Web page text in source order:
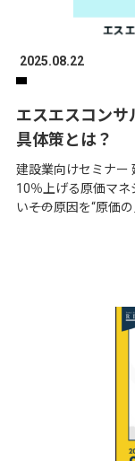
2025.08.22
エスエスコンサ
具体策とは？
建設業向けセミナー
10％上げる原価マ
い――その原因を“原価